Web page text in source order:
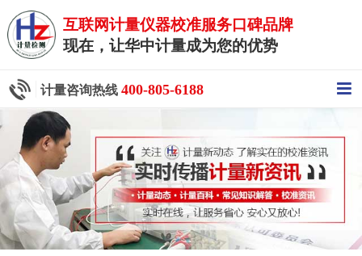
互联网计量仪器校准服务口碑品牌
现在，让华中计量成为您的优势
计量咨询热线 400-805-6188